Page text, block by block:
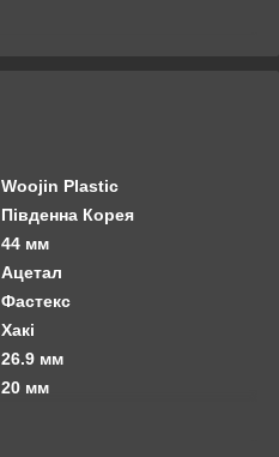
Woojin Plastic
Південна Корея
44 мм
Ацетал
Фастекс
Хакі
26.9 мм
20 мм